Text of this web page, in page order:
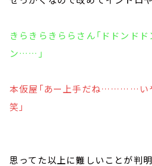
きらきらきららさん「ドドンド
ン……」
本仮屋「あー上手だね…………い
笑」
思ってた以上に難しいことが判